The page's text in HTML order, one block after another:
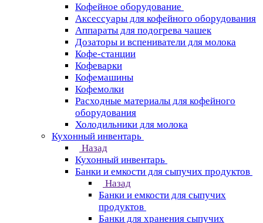
Кофейное оборудование
Аксессуары для кофейного оборудования
Аппараты для подогрева чашек
Дозаторы и вспениватели для молока
Кофе-станции
Кофеварки
Кофемашины
Кофемолки
Расходные материалы для кофейного
оборудования
Холодильники для молока
Кухонный инвентарь
Назад
Кухонный инвентарь
Банки и емкости для сыпучих продуктов
Назад
Банки и емкости для сыпучих
продуктов
Банки для хранения сыпучих